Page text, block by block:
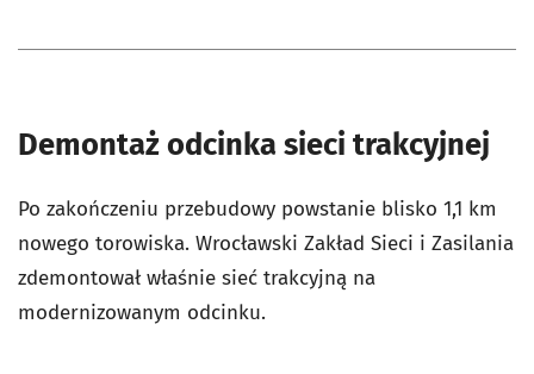
Demontaż odcinka sieci trakcyjnej
Po zakończeniu przebudowy powstanie blisko 1,1 km
nowego torowiska. Wrocławski Zakład Sieci i Zasilania
zdemontował właśnie sieć trakcyjną na
modernizowanym odcinku.